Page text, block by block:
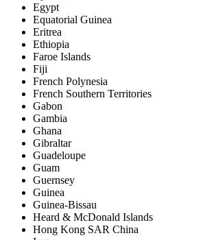
Egypt
Equatorial Guinea
Eritrea
Ethiopia
Faroe Islands
Fiji
French Polynesia
French Southern Territories
Gabon
Gambia
Ghana
Gibraltar
Guadeloupe
Guam
Guernsey
Guinea
Guinea-Bissau
Heard & McDonald Islands
Hong Kong SAR China